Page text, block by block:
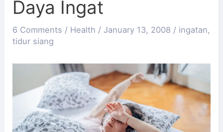
Daya Ingat
6 Comments / Health / January 13, 2008 / ingatan,
tidur siang